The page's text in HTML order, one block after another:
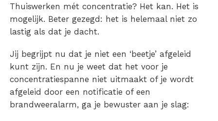
Thuiswerken mét concentratie? Het kan. Het is
mogelijk. Beter gezegd: het is helemaal niet zo
lastig als dat je dacht.
Jij begrijpt nu dat je niet een ‘beetje’ afgeleid
kunt zijn. En nu je weet dat het voor je
concentratiespanne niet uitmaakt of je wordt
afgeleid door een notificatie of een
brandweeralarm, ga je bewuster aan je slag: